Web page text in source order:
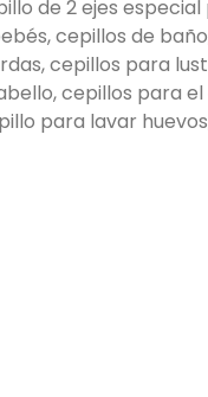
de 2 ejes
cepillos de
cepillos para
cepillos para
para lavar